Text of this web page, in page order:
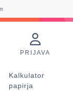
PRIJAVA
Kalkulator
papirja